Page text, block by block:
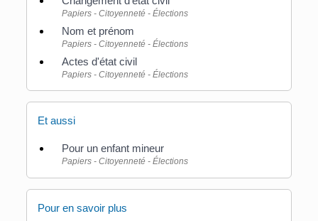
Papiers - Citoyenneté - Élections
Nom et prénom
Papiers - Citoyenneté - Élections
Actes d'état civil
Papiers - Citoyenneté - Élections
Et aussi
Pour un enfant mineur
Papiers - Citoyenneté - Élections
Pour en savoir plus